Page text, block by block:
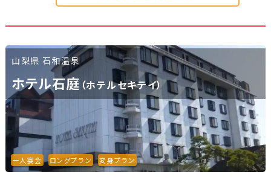
山梨県 石和温泉
ホテル石庭 （ホテルセキテイ）
一人宴会 ロングプラン 変身プラン